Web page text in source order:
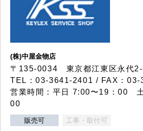
(株)中屋金物店
〒135-0034 東京都江東区永代
TEL：03-3641-2401 / FAX：03-
営業時間：平日 7:00〜19：00
00
販売可 工事・取付可